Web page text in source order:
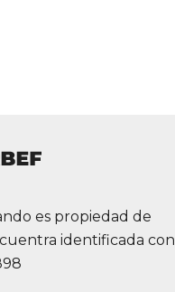
es propiedad de
identificada con